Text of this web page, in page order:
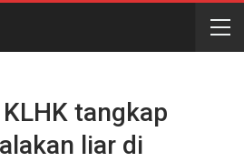
tangkap
liar di